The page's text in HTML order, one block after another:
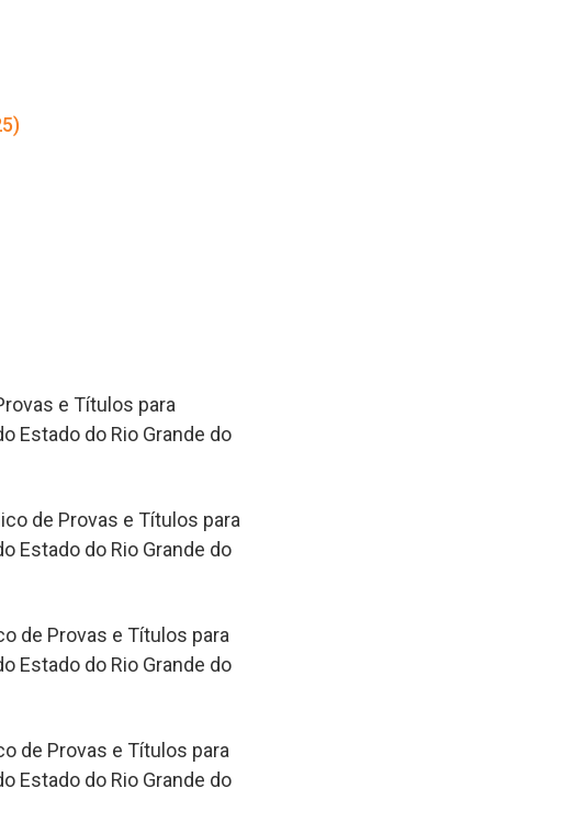
e Títulos para
Estado do Rio Grande do
de Provas e Títulos para
Estado do Rio Grande do
de Provas e Títulos para
Estado do Rio Grande do
de Provas e Títulos para
Estado do Rio Grande do